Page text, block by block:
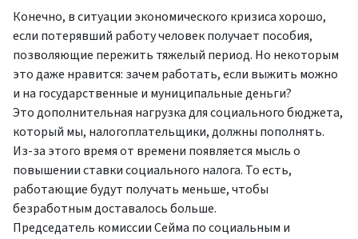
Конечно, в ситуации экономического кризиса хорошо,
если потерявший работу человек получает пособия,
позволяющие пережить тяжелый период. Но некоторым
это даже нравится: зачем работать, если выжить можно
и на государственные и муниципальные деньги?
Это дополнительная нагрузка для социального бюджета,
который мы, налогоплательщики, должны пополнять.
Из-за этого время от времени появляется мысль о
повышении ставки социального налога. То есть,
работающие будут получать меньше, чтобы
безработным доставалось больше.
Председатель комиссии Сейма по социальным и